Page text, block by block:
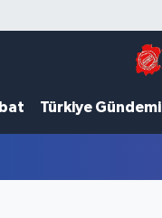
Türkiye Gündemi